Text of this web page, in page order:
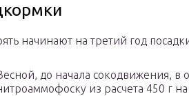
начинают на третий год
до начала сокодвижения, в
из расчета 450 г